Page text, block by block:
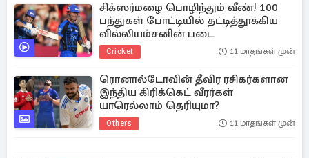
சிக்ஸர்மழை பொழிந்தும் வீண்! 100
பந்துகள் போட்டியில் தட்டித்தூக்கிய
வில்லியம்சனின் படை
Cricket 11 மாதங்கள் முன்
ரொனால்டோவின் தீவிர ரசிகர்களான
இந்திய கிரிக்கெட் வீரர்கள்
யாரெல்லாம் தெரியுமா?
Others 11 மாதங்கள் முன்